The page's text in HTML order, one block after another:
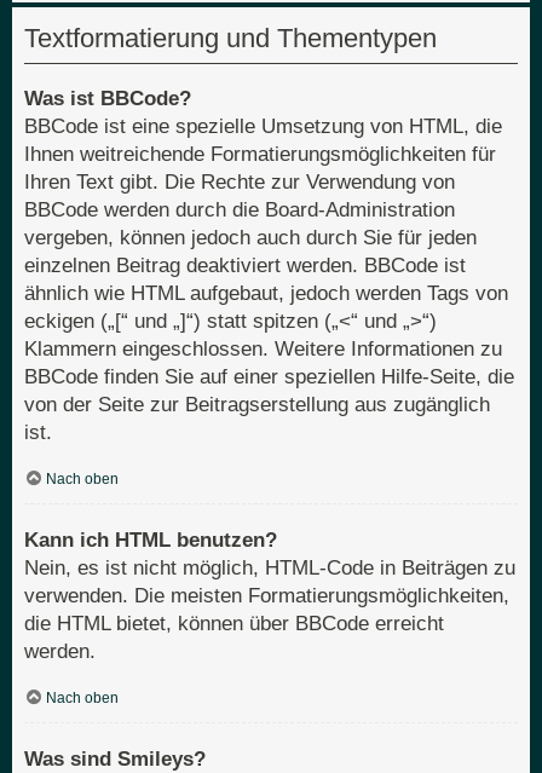
Textformatierung und Thementypen
Was ist BBCode?
BBCode ist eine spezielle Umsetzung von HTML, die
Ihnen weitreichende Formatierungsmöglichkeiten für
Ihren Text gibt. Die Rechte zur Verwendung von
BBCode werden durch die Board-Administration
vergeben, können jedoch auch durch Sie für jeden
einzelnen Beitrag deaktiviert werden. BBCode ist
ähnlich wie HTML aufgebaut, jedoch werden Tags von
eckigen („[“ und „]“) statt spitzen („<“ und „>“)
Klammern eingeschlossen. Weitere Informationen zu
BBCode finden Sie auf einer speziellen Hilfe-Seite, die
von der Seite zur Beitragserstellung aus zugänglich
ist.
Nach oben
Kann ich HTML benutzen?
Nein, es ist nicht möglich, HTML-Code in Beiträgen zu
verwenden. Die meisten Formatierungsmöglichkeiten,
die HTML bietet, können über BBCode erreicht
werden.
Nach oben
Was sind Smileys?